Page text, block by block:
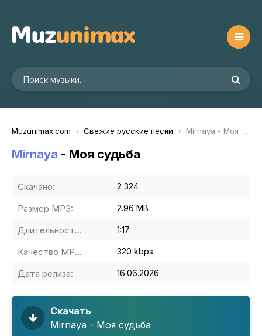
Muzunimax.com Свежие русские песни Mirnaya - Моя судьба
Mirnaya - Моя судьба
Скачано: 2 324
Размер MP3: 2.96 MB
Длительность MP3: 1:17
Качество MP3: 320 kbps
Дата релиза: 16.06.2026
Скачать
Mirnaya - Моя судьба